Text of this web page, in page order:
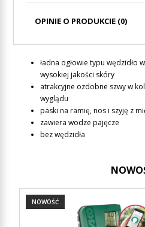
PŁATNOŚCI
OPINIE O PRODUKCIE (0)
ładna ogłowie typu wędzidło
wysokiej jakości skóry
atrakcyjne ozdobne szwy w
wyglądu
paski na ramię, nos i szyję z
zawiera wodze pajęcze
bez wędzidła
NOWOŚĆ